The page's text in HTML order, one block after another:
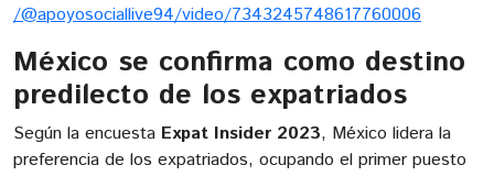
/@apoyosociallive94/video/7343245748617760006
México se confirma como destino
predilecto de los expatriados
Según la encuesta Expat Insider 2023, México lidera la
preferencia de los expatriados, ocupando el primer puesto